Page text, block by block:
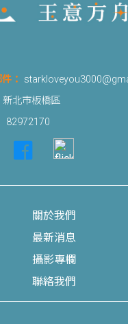
：
新北市板橋區
82972170
關於我們
最新消息
攝影專欄
聯絡我們